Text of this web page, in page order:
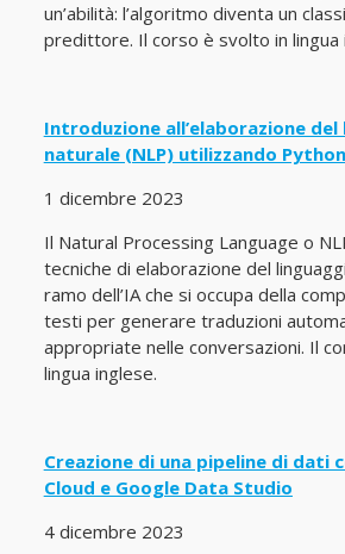
un’abilità: l’algoritmo diventa un
predittore. Il corso è svolto in lingua
Introduzione all’elaborazione del
naturale (NLP) utilizzando Python
1 dicembre 2023
Il Natural Processing Language o
tecniche di elaborazione del
ramo dell’IA che si occupa della
testi per generare traduzioni
appropriate nelle conversazioni. Il
lingua inglese.
Creazione di una pipeline di dati
Cloud e Google Data Studio
4 dicembre 2023